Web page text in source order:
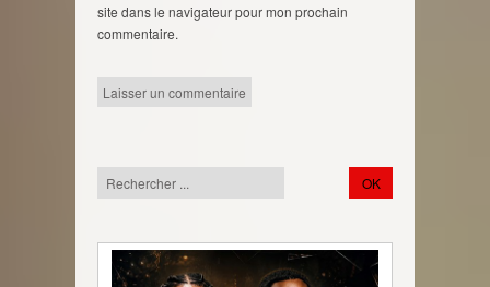
site dans le navigateur pour mon prochain
commentaire.